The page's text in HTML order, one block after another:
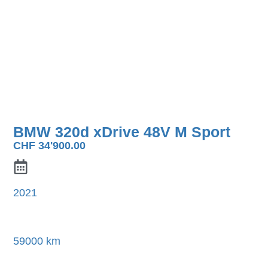
BMW 320d xDrive 48V M Sport
CHF 34'900.00
2021
59000 km